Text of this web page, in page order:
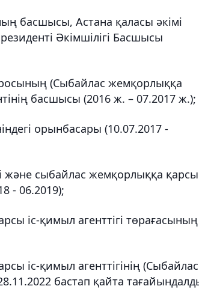
басшысы, Астана қаласы әкімі
Әкімшілігі Басшысы
(Сыбайлас жемқорлыққа
басшысы (2016 ж. – 07.2017 ж.);
орынбасары (10.07.2017 -
және сыбайлас жемқорлыққа қарсы
- 06.2019);
іс-қимыл агенттігі төрағасының
іс-қимыл агенттігінің (Сыбайлас
бастап қайта